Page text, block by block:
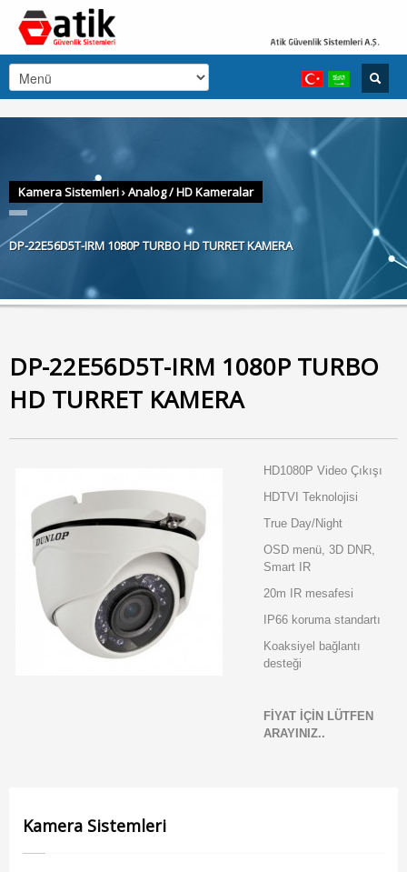
Kamera Sistemleri›Analog / HD Kameralar
DP-22E56D5T-IRM 1080P TURBO HD TURRET KAMERA
DP-22E56D5T-IRM 1080P TURBO
HD TURRET KAMERA
HD1080P Video Çıkışı
HDTVI Teknolojisi
True Day/Night
OSD menü, 3D DNR,
Smart IR
20m IR mesafesi
IP66 koruma standartı
Koaksiyel bağlantı
desteği
FİYAT İÇİN LÜTFEN
ARAYINIZ..
Kamera Sistemleri